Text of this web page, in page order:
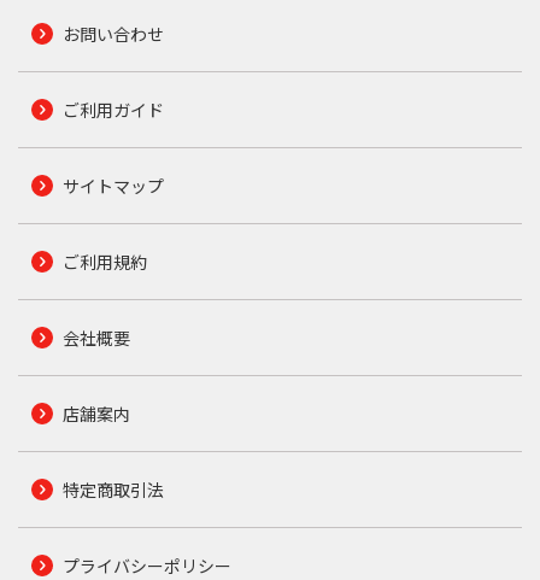
お問い合わせ
ご利用ガイド
サイトマップ
ご利用規約
会社概要
店舗案内
特定商取引法
プライバシーポリシー